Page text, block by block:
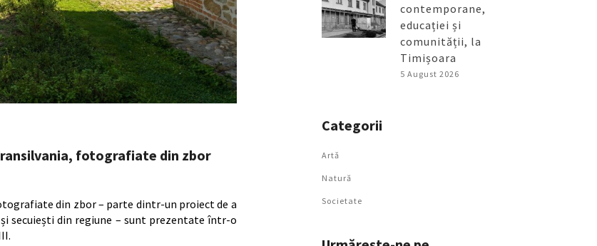
fotografiate din zbor
din zbor – parte dintr-un proiect de a
secuiești din regiune – sunt prezentate într-o
contemporane,
educației și
comunității, la
Timișoara
5 August 2026
Categorii
Artǎ
Natură
Societate